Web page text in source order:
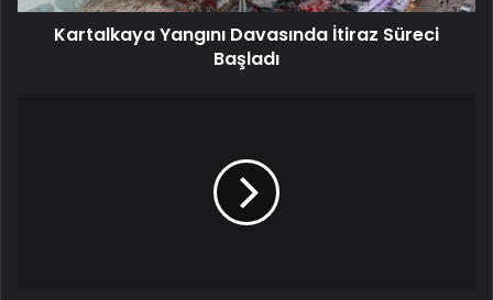
Kartalkaya Yangını Davasında İtiraz Süreci
Başladı